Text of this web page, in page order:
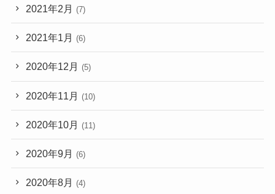
2021年2月 (7)
2021年1月 (6)
2020年12月 (5)
2020年11月 (10)
2020年10月 (11)
2020年9月 (6)
2020年8月 (4)